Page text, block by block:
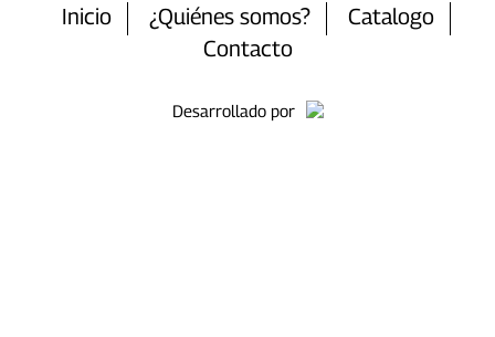
Inicio ¿Quiénes somos?
Catalogo
Contacto
Desarrollado por